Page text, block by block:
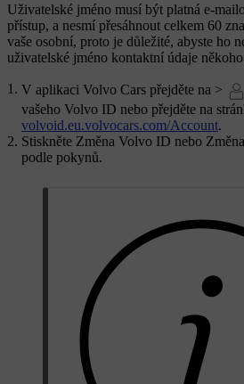
Uživatelské jméno musí být platná e-
přístup, a nesmí přesáhnout celkem 60
vaše osobní, proto je důležité, abyste ho
uživatelské jméno kontaktní údaje
V aplikaci Volvo Cars přejděte na >
vašeho Volvo ID nebo přejděte na
volvoid.eu.volvocars.com/Account.
Stiskněte Změna Volvo ID nebo
podle pokynů.